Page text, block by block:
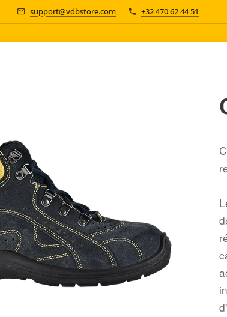
support@vdbstore.com +32 470 62 44 51